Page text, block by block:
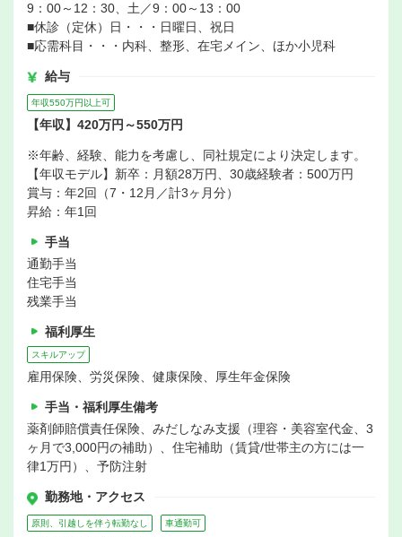
9：00～12：30、土／9：00～13：00
■休診（定休）日・・・日曜日、祝日
■応需科目・・・内科、整形、在宅メイン、ほか小児科
給与
年収550万円以上可
【年収】420万円～550万円
※年齢、経験、能力を考慮し、同社規定により決定します。
【年収モデル】新卒：月額28万円、30歳経験者：500万円
賞与：年2回（7・12月／計3ヶ月分）
昇給：年1回
手当
通勤手当
住宅手当
残業手当
福利厚生
スキルアップ
雇用保険、労災保険、健康保険、厚生年金保険
手当・福利厚生備考
薬剤師賠償責任保険、みだしなみ支援（理容・美容室代金、3
ヶ月で3,000円の補助）、住宅補助（賃貸/世帯主の方には一
律1万円）、予防注射
勤務地・アクセス
原則、引越しを伴う転勤なし 車通勤可